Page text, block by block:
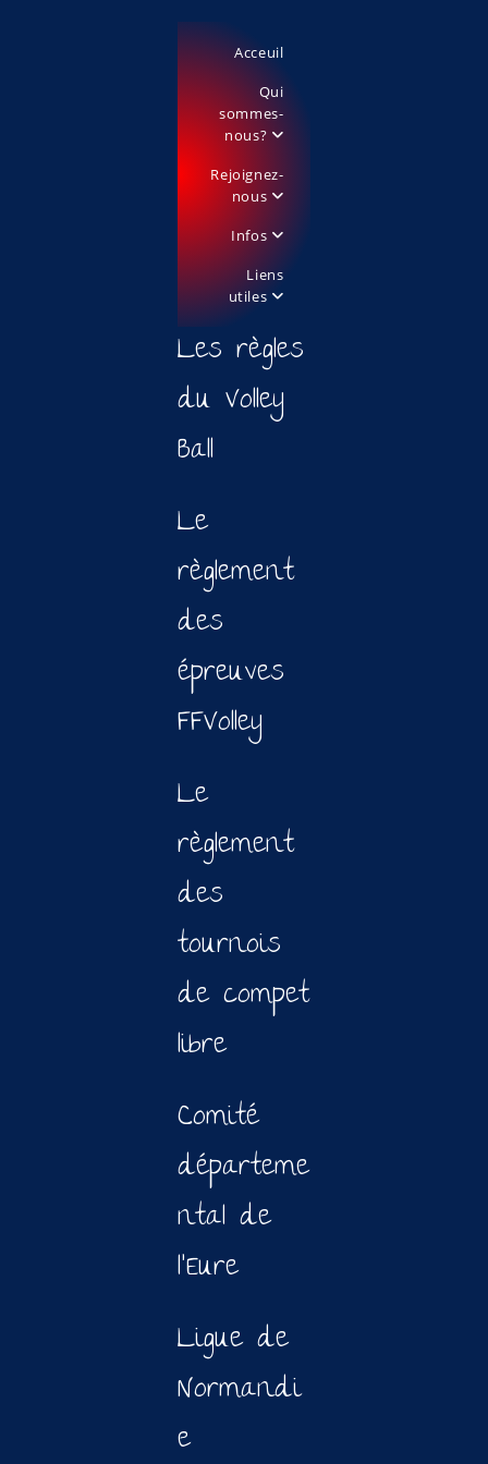
Acceuil
Qui
sommes-
nous?
Rejoignez-
nous
Infos
Liens
utiles
Les règles
du Volley
Ball
Le
règlement
des
épreuves
FFVolley
Le
règlement
des
tournois
de compet
libre
Comité
départeme
ntal de
l’Eure
Ligue de
Normandi
e